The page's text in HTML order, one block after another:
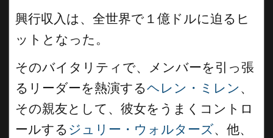
興行収入は、全世界で１億ドルに迫るヒ
ットとなった。
そのバイタリティで、メンバーを引っ張
るリーダーを熱演するヘレン・ミレン 、
その親友として、彼女をうまくコントロ
ールする ジュリー・ウォルターズ、他、